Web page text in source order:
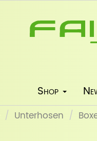
Shop
Unterhosen